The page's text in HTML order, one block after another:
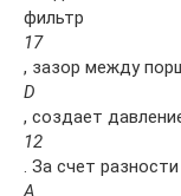
фильтр
17
, зазор между
D
, создает
12
. За счет
А